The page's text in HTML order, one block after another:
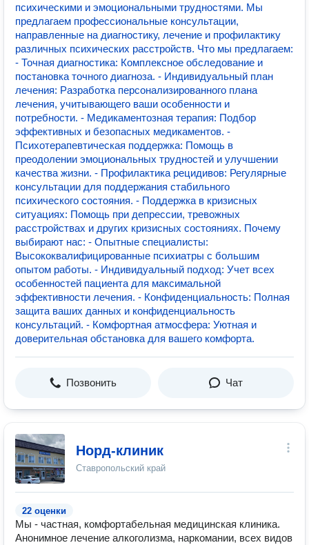
психическими и эмоциональными трудностями. Мы
предлагаем профессиональные консультации,
направленные на диагностику, лечение и профилактику
различных психических расстройств. Что мы предлагаем:
- Точная диагностика: Комплексное обследование и
постановка точного диагноза. - Индивидуальный план
лечения: Разработка персонализированного плана
лечения, учитывающего ваши особенности и
потребности. - Медикаментозная терапия: Подбор
эффективных и безопасных медикаментов. -
Психотерапевтическая поддержка: Помощь в
преодолении эмоциональных трудностей и улучшении
качества жизни. - Профилактика рецидивов: Регулярные
консультации для поддержания стабильного
психического состояния. - Поддержка в кризисных
ситуациях: Помощь при депрессии, тревожных
расстройствах и других кризисных состояниях. Почему
выбирают нас: - Опытные специалисты:
Высококвалифицированные психиатры с большим
опытом работы. - Индивидуальный подход: Учет всех
особенностей пациента для максимальной
эффективности лечения. - Конфиденциальность: Полная
защита ваших данных и конфиденциальность
консультаций. - Комфортная атмосфера: Уютная и
доверительная обстановка для вашего комфорта.
Позвонить Чат
Норд-клиник
Ставропольский край
22 оценки
Мы - частная, комфортабельная медицинская клиника.
Анонимное лечение алкоголизма, наркомании, всех видов